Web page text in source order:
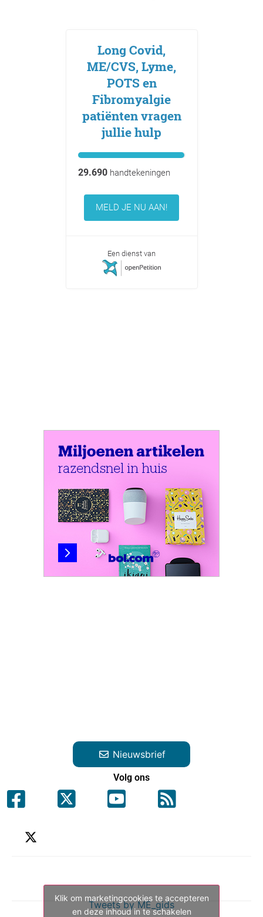
Long Covid,
ME/CVS, Lyme,
POTS en
Fibromyalgie
patiënten vragen
jullie hulp
29.690handtekeningen
MELD JE NU AAN!
Een dienst van
Nieuwsbrief
Volg ons
Tweets by ME_gids
Klik om marketingcookies te accepteren
en deze inhoud in te schakelen